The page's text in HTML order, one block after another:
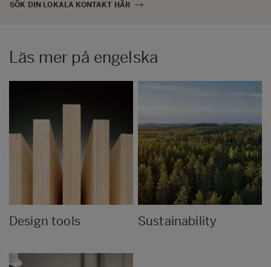
SÖK DIN LOKALA KONTAKT HÄR
Läs mer på engelska
Design tools Sustainability